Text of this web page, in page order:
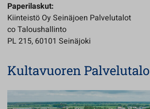
Paperilaskut:
Kiinteistö Oy Seinäjoen Palvelutalot
co Taloushallinto
PL 215, 60101 Seinäjoki
Kultavuoren Palvelutalo